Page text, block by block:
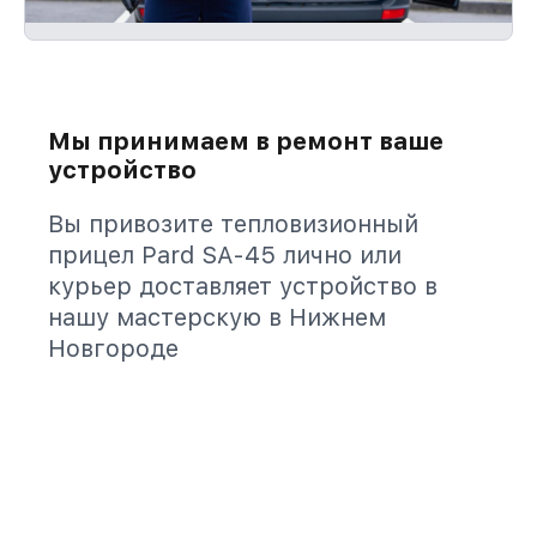
Мы принимаем в ремонт ваше
устройство
Вы привозите тепловизионный
прицел Pard SA-45 лично или
курьер доставляет устройство в
нашу мастерскую в Нижнем
Новгороде